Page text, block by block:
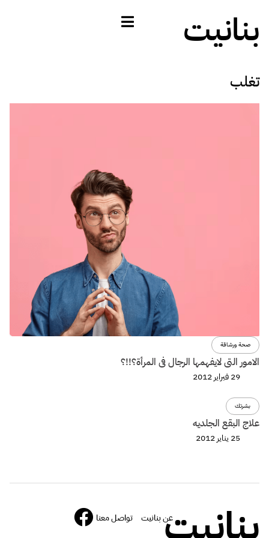
بنانيت
تغلب
صحة ورشاقة
الامور التى لايفهمها الرجال فى المرأة؟!!؟
29 فبراير 2012
بشرتك
علاج البقع الجلديه
25 يناير 2012
عن بنانيت تواصل معنا